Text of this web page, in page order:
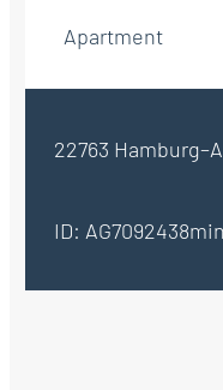
Apartment
22763
ID: AG7092438